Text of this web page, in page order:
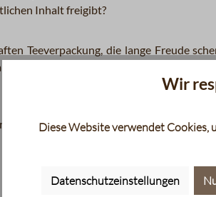
Inhalt freigibt?
Teeverpackung, die lange Freude
ist unsere
Alle unsere Güldenklee-Verpackungen
und zu jeder Tageszeit halten wir
Wir
Diese Website verwendet Cookies,
Datenschutzeinstellungen